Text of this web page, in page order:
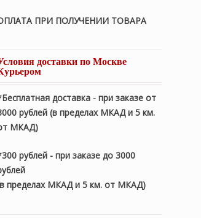
ПРИ ПОЛУЧЕНИИ ТОВАРА
доставки по Москве
доставка - при заказе от
рублей (в пределах МКАД и 5 км.
МКАД)
рублей - при заказе до 3000
пределах МКАД и 5 км. от МКАД)